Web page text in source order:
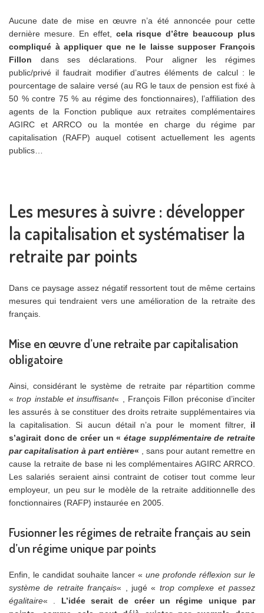
Aucune date de mise en œuvre n’a été annoncée pour cette
dernière mesure. En effet, cela risque d’être beaucoup plus
compliqué à appliquer que ne le laisse supposer François
Fillon dans ses déclarations. Pour aligner les régimes
public/privé il faudrait modifier d’autres éléments de calcul : le
pourcentage de salaire versé (au RG le taux de pension est fixé à
50 % contre 75 % au régime des fonctionnaires), l’affiliation des
agents de la Fonction publique aux retraites complémentaires
AGIRC et ARRCO ou la montée en charge du régime par
capitalisation (RAFP) auquel cotisent actuellement les agents
publics…
Les mesures à suivre : développer
la capitalisation et systématiser la
retraite par points
Dans ce paysage assez négatif ressortent tout de même certains
mesures qui tendraient vers une amélioration de la retraite des
français.
Mise en œuvre d’une retraite par capitalisation
obligatoire
Ainsi, considérant le système de retraite par répartition comme
«trop instable et insuffisant« , François Fillon préconise d’inciter
les assurés à se constituer des droits retraite supplémentaires via
la capitalisation. Si aucun détail n’a pour le moment filtrer, il
s’agirait donc de créer un « étage supplémentaire de retraite
par capitalisation à part entière«
, sans pour autant remettre en
cause la retraite de base ni les complémentaires AGIRC ARRCO.
Les salariés seraient ainsi contraint de cotiser tout comme leur
employeur, un peu sur le modèle de la retraite additionnelle des
fonctionnaires (RAFP) instaurée en 2005.
Fusionner les régimes de retraite français au sein
d’un régime unique par points
Enfin, le candidat souhaite lancer « une profonde réflexion sur le
système de retraite français« , jugé « trop complexe et passez
égalitaire« . L’idée serait de créer un régime unique par